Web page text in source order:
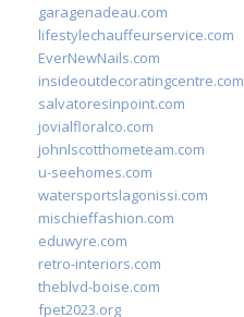
garagenadeau.com
lifestylechauffeurservice.com
EverNewNails.com
insideoutdecoratingcentre.com
salvatoresinpoint.com
jovialfloralco.com
johnlscotthometeam.com
u-seehomes.com
watersportslagonissi.com
mischieffashion.com
eduwyre.com
retro-interiors.com
theblvd-boise.com
fpet2023.org